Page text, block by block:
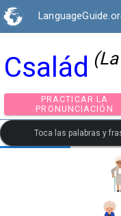
Család
PRACTICAR
Toca las palabras y